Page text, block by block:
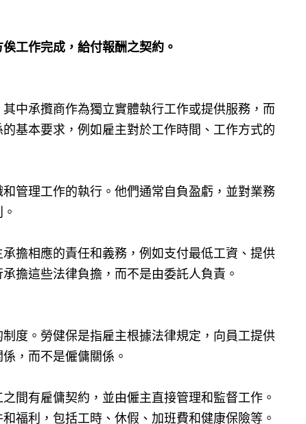
工作完成，給付報酬之契約。
中承攬商作為獨立實體執行工作或提供服務，而
基本要求，例如雇主對於工作時間、工作方式的
管理工作的執行。他們通常自負盈虧，並對業務
擔相應的責任和義務，例如支付最低工資、提供
擔這些法律負擔，而不是由委託人負責。
度。勞健保是指雇主根據法律規定，向員工提供
，而不是僱傭關係。
間有雇傭契約，並由僱主直接管理和監督工作。
福利，包括工時、休假、加班費和健康保險等。